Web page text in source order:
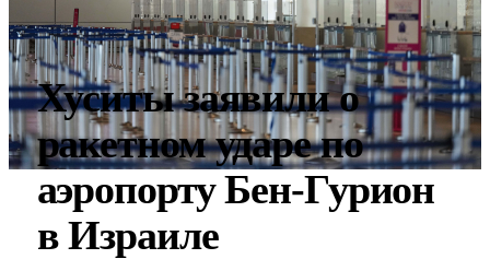
Хуситы заявили о
ракетном ударе по
аэропорту Бен-Гурион
в Израиле